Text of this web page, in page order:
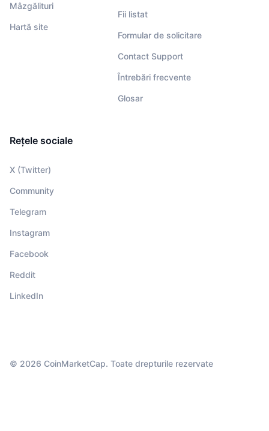
Mâzgălituri
Hartă site
Fii listat
Formular de solicitare
Contact Support
Întrebări frecvente
Glosar
Rețele sociale
X (Twitter)
Community
Telegram
Instagram
Facebook
Reddit
LinkedIn
© 2026 CoinMarketCap. Toate drepturile rezervate